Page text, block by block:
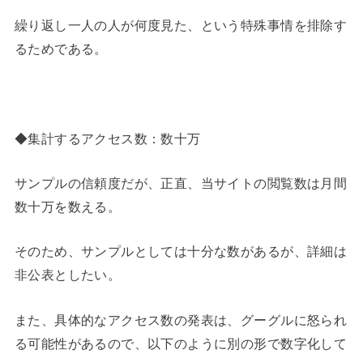
繰り返し一人の人が何度見た、という特殊事情を排除す
るためである。
◆集計するアクセス数：数十万
サンプルの信頼度だが、正直、当サイトの閲覧数は月間
数十万を数える。
そのため、サンプルとしては十分な数があるが、詳細は
非公表としたい。
また、具体的なアクセス数の発表は、グーグルに怒られ
る可能性があるので、以下のように別の形で数字化して